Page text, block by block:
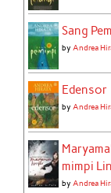
Sang
byAndrea
Edensor
byAndrea
mimpi
byAndrea